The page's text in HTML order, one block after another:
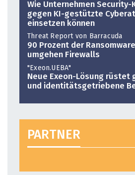
Wie Unternehmen
gegen KI-gestützte
einsetzen können
Threat Report von Barracuda
90 Prozent der
umgehen Firewalls
"Exeon.UEBA"
Neue Exeon-Lösung rüstet
und identitätsgetriebene
PARTNER